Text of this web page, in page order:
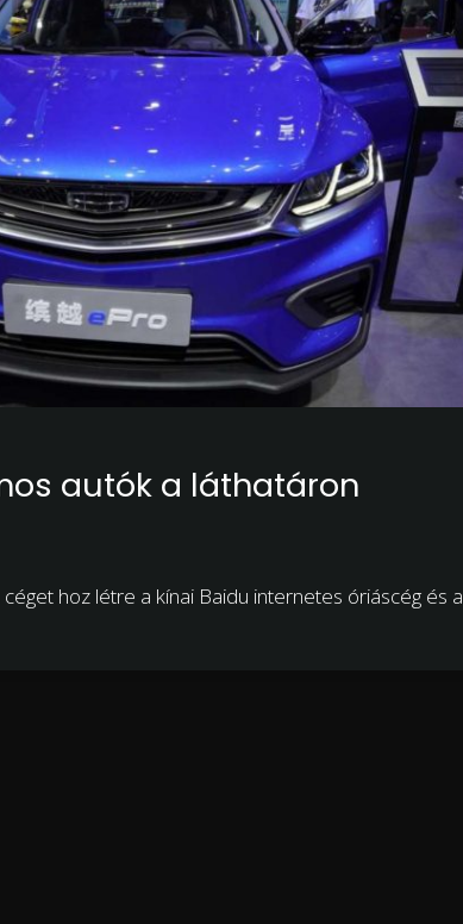
autók a láthatáron
hoz létre a kínai Baidu internetes óriáscég és a